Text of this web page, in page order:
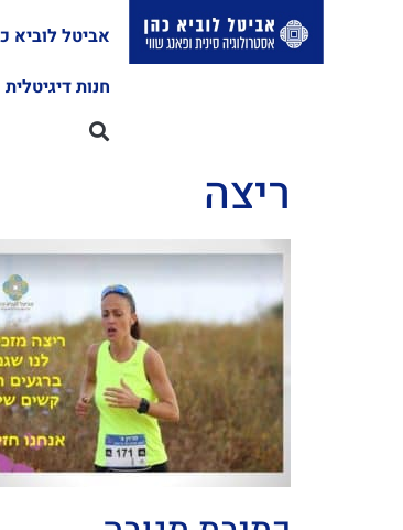
אביטל לוביא
חנות דיגיטלית
ריצה